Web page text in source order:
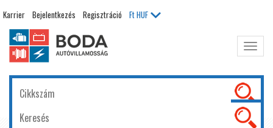
Karrier Bejelentkezés Regisztráció FtHUF